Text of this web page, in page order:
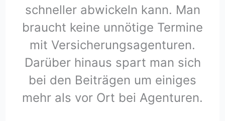
schneller abwickeln kann. Man
braucht keine unnötige Termine
mit Versicherungsagenturen.
Darüber hinaus spart man sich
bei den Beiträgen um einiges
mehr als vor Ort bei Agenturen.